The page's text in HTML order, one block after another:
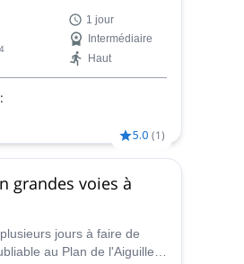
Blanche à Chamonix,
1 jour
Intermédiaire
Haut
5.0 (1)
grandes voies à
jours à faire de
au Plan de l'Aiguille